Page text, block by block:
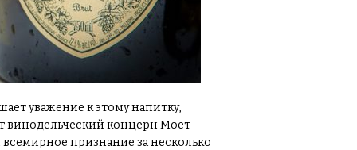
уважение к этому напитку,
винодельческий концерн Моет
признание за несколько